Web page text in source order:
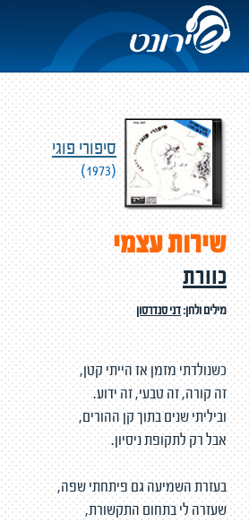
סיפורי פוגי
(1973)
שירות עצמי
כוורת
מילים ולחן:דני סנדרסון
כשנולדתי מזמן אז הייתי קטן,
זה קורה, זה טבעי, זה ידוע.
וביליתי שנים בתוך קן ההורים,
אבל רק לתקופת ניסיון.
בעזרת השמיעה גם פיתחתי שפה,
שעזרה לי בתחום התקשורת,